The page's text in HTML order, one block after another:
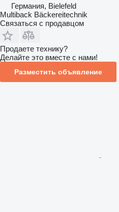
Германия, Bielefeld
Multiback Bäckereitechnik
Связаться с продавцом
Продаете технику?
Делайте это вместе с нами!
Разместить объявление